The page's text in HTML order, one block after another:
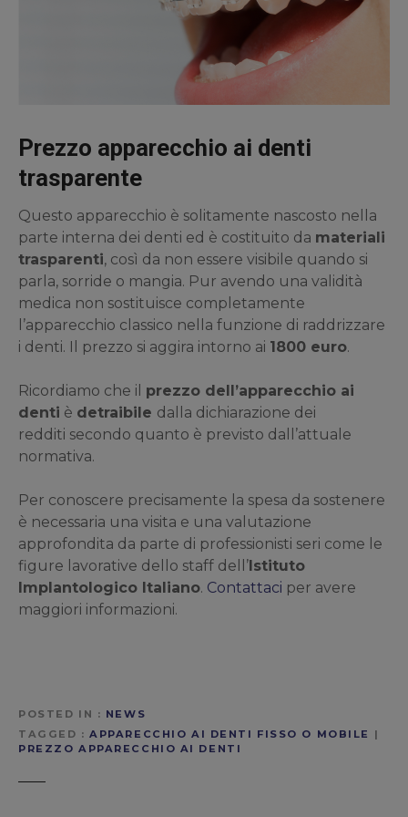
Prezzo apparecchio ai denti
trasparente
Questo apparecchio è solitamente nascosto nella
parte interna dei denti ed è costituito da materiali
trasparenti, così da non essere visibile quando si
parla, sorride o mangia. Pur avendo una validità
medica non sostituisce completamente
l’apparecchio classico nella funzione di raddrizzare
i denti. Il prezzo si aggira intorno ai 1800 euro.
Ricordiamo che il prezzo dell’apparecchio ai
denti è detraibile dalla dichiarazione dei
redditi secondo quanto è previsto dall’attuale
normativa.
Per conoscere precisamente la spesa da sostenere
è necessaria una visita e una valutazione
approfondita da parte di professionisti seri come le
figure lavorative dello staff dell’Istituto
Implantologico Italiano. Contattaci per avere
maggiori informazioni.
POSTED IN
NEWS
TAGGED
APPARECCHIO AI DENTI FISSO O MOBILE
|
PREZZO APPARECCHIO AI DENTI